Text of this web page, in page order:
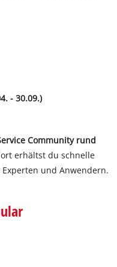
- 30.09.)
Community rund
erhältst du schnelle
und Anwendern.